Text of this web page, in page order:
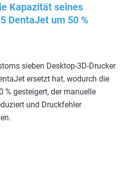
Kapazität seines
DentaJet um 50 %
sieben Desktop-3D-Drucker
ersetzt hat, wodurch die
gesteigert, der manuelle
und Druckfehler